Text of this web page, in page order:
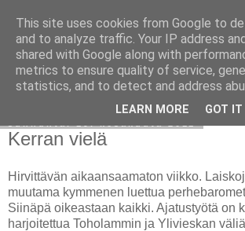
Avoin blogiskelija
Kerran vielä
Hirvittävän aikaansaamaton viikko.
muutama kymmenen luettua
Siinäpä oikeastaan kaikki. Ajatustyötä on
harjoitettua Toholammin ja Ylivieskan
This site uses cookies from Google to
and to analyze traffic. Your IP address
shared with Google along with
metrics to ensure quality of service,
statistics, and to detect and address
LEARN MORE GOT IT